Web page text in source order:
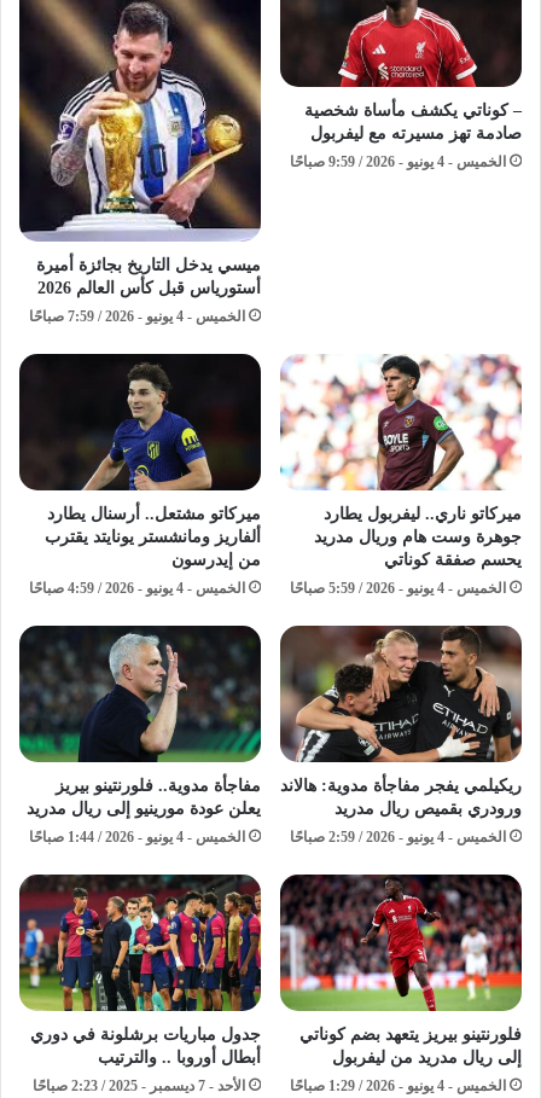
– كوناتي يكشف مأساة شخصية
صادمة تهز مسيرته مع ليفربول
الخميس - 4 يونيو - 2026 / 9:59 صباحًا
ميسي يدخل التاريخ بجائزة أميرة
أستورياس قبل كأس العالم 2026
الخميس - 4 يونيو - 2026 / 7:59 صباحًا
ميركاتو ناري.. ليفربول يطارد
جوهرة وست هام وريال مدريد
يحسم صفقة كوناتي
الخميس - 4 يونيو - 2026 / 5:59 صباحًا
ميركاتو مشتعل.. أرسنال يطارد
ألفاريز ومانشستر يونايتد يقترب
من إيدرسون
الخميس - 4 يونيو - 2026 / 4:59 صباحًا
ريكيلمي يفجر مفاجأة مدوية: هالاند
ورودري بقميص ريال مدريد
الخميس - 4 يونيو - 2026 / 2:59 صباحًا
مفاجأة مدوية.. فلورنتينو بيريز
يعلن عودة مورينيو إلى ريال مدريد
الخميس - 4 يونيو - 2026 / 1:44 صباحًا
فلورنتينو بيريز يتعهد بضم كوناتي
إلى ريال مدريد من ليفربول
الخميس - 4 يونيو - 2026 / 1:29 صباحًا
جدول مباريات برشلونة في دوري
أبطال أوروبا .. والترتيب
الأحد - 7 ديسمبر - 2025 / 2:23 صباحًا